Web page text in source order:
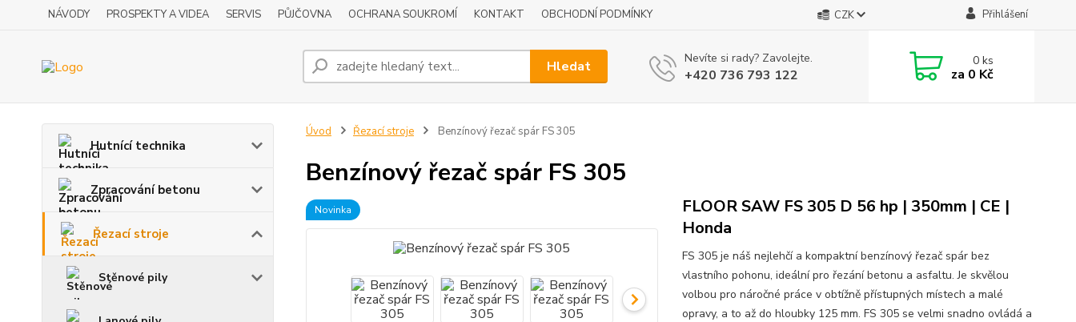
NÁVODY PROSPEKTY A VIDEA SERVIS PŮJČOVNA OCHRANA SOUKROMÍ KONTAKT OBCHODNÍ PODMÍNKY CZK Přihlášení
Hledat Nevíte si rady? Zavolejte.
+420 736 793 122
0ks
za 0 Kč
Hutnící technika
Zpracování betonu
Řezací stroje
Stěnové pily
Úvod Řezací stroje Benzínový řezač spár FS 305
Benzínový řezač spár FS 305
Novinka
FLOOR SAW FS 305 D 56 hp | 350mm | CE |
Honda
FS 305 je náš nejlehčí a kompaktní benzínový řezač spár bez
vlastního pohonu, ideální pro řezání betonu a asfaltu. Je skvělou
volbou pro náročné práce v obtížně přístupných místech a malé
opravy, a to až do hloubky 125 mm. FS 305 se velmi snadno ovládá a